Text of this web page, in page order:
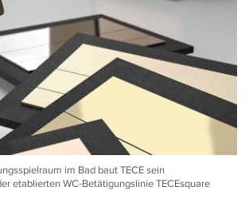
im Bad baut TECE sein
etablierten WC-Betätigungslinie TECEsquare